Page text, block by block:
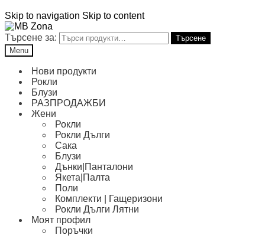
Skip to navigation Skip to content
Търсене за:
Търсене
Menu
Нови продукти
Рокли
Блузи
РАЗПРОДАЖБИ
Жени
Рокли
Рокли Дълги
Сака
Блузи
Дънки|Панталони
Якета|Палта
Поли
Комплекти | Гащеризони
Рокли Дълги Лятни
Моят профил
Поръчки